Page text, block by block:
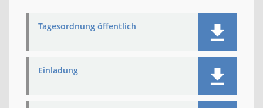
Tagesordnung öffentlich
Einladung